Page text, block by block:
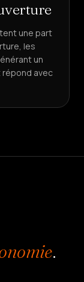
une part
les
un
répond avec
.